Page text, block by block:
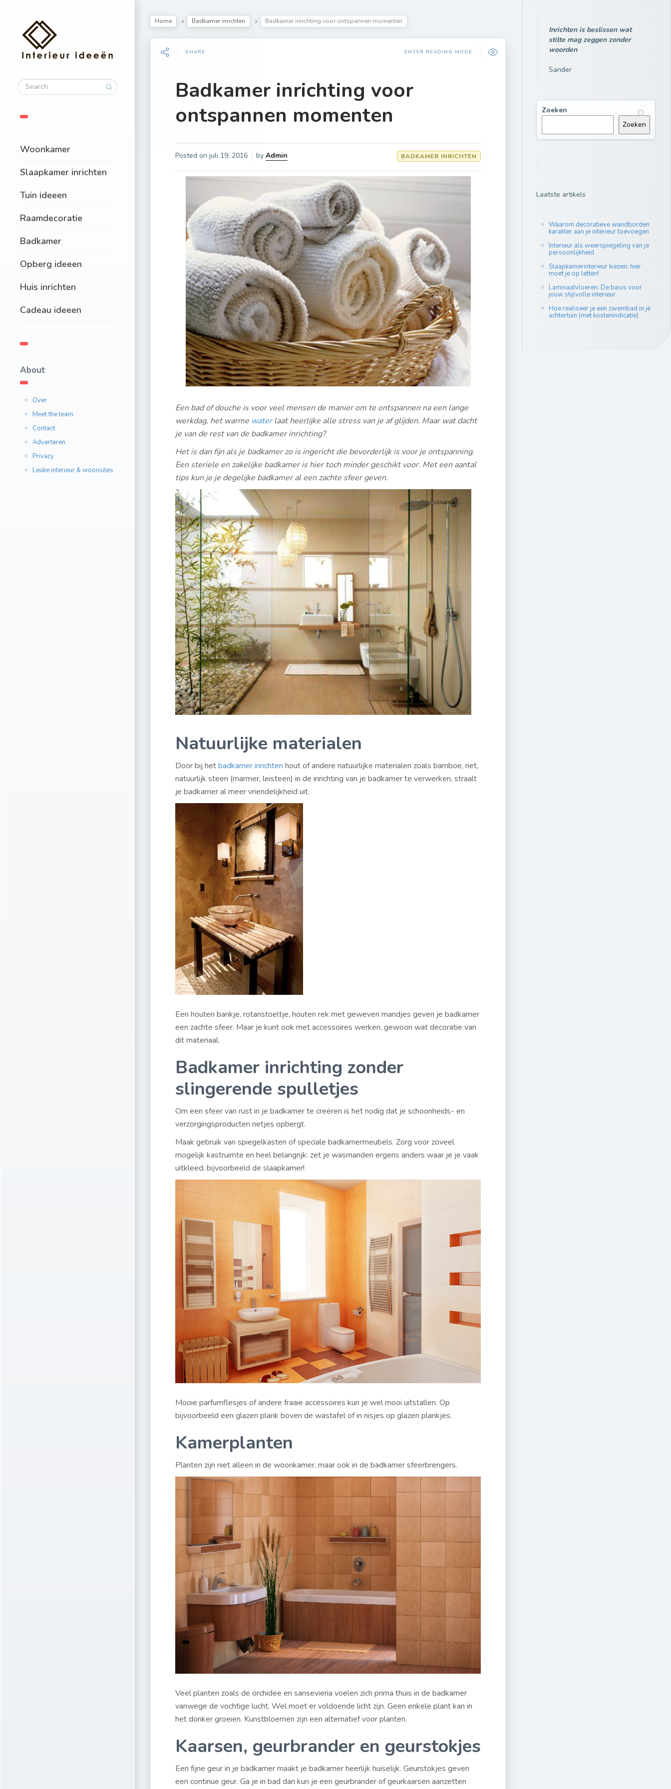
Woonkamer
Slaapkamer inrichten
Tuin ideeen
Raamdecoratie
Badkamer
Opberg ideeen
Huis inrichten
Cadeau ideeen
About
Over
Meet the team
Contact
Adverteren
Privacy
Leuke interieur & woonsites
Home Badkamer inrichten Badkamer inrichting voor ontspannen momenten
SHARE ENTER READING MODE
Badkamer inrichting voor
ontspannen momenten
Posted on juli 19, 2016 by Admin BADKAMER INRICHTEN
Een bad of douche is voor veel mensen de manier om te ontspannen na een lange
werkdag, het warme waterlaat heerlijke alle stress van je af glijden. Maar wat dacht
je van de rest van de badkamer inrichting?
Het is dan fijn als je badkamer zo is ingericht die bevorderlijk is voor je ontspanning.
Een steriele en zakelijke badkamer is hier toch minder geschikt voor. Met een aantal
tips kun je je degelijke badkamer al een zachte sfeer geven.
Natuurlijke materialen
Door bij hetbadkamer inrichten hout of andere natuurlijke materialen zoals bamboe, riet,
natuurlijk steen (marmer, leisteen) in de inrichting van je badkamer te verwerken, straalt
je badkamer al meer vriendelijkheid uit.
Een houten bankje, rotanstoeltje, houten rek met geweven mandjes geven je badkamer
een zachte sfeer. Maar je kunt ook met accessoires werken, gewoon wat decoratie van
dit materiaal.
Badkamer inrichting zonder
slingerende spulletjes
Om een sfeer van rust in je badkamer te creëren is het nodig dat je schoonheids- en
verzorgingsproducten netjes opbergt.
Maak gebruik van spiegelkasten of speciale badkamermeubels. Zorg voor zoveel
mogelijk kastruimte en heel belangrijk: zet je wasmanden ergens anders waar je je vaak
uitkleed, bijvoorbeeld de slaapkamer!
Mooie parfumflesjes of andere fraaie accessoires kun je wel mooi uitstallen. Op
bijvoorbeeld een glazen plank boven de wastafel of in nisjes op glazen plankjes.
Kamerplanten
Planten zijn niet alleen in de woonkamer, maar ook in de badkamer sfeerbrengers.
Veel planten zoals de orchidee en sansevieria voelen zich prima thuis in de badkamer
vanwege de vochtige lucht. Wel moet er voldoende licht zijn. Geen enkele plant kan in
het donker groeien. Kunstbloemen zijn een alternatief voor planten.
Kaarsen, geurbrander en geurstokjes
Een fijne geur in je badkamer maakt je badkamer heerlijk huiselijk. Geurstokjes geven
een continue geur. Ga je in bad dan kun je een geurbrander of geurkaarsen aanzetten
Inrichten is beslissen wat
stilte mag zeggen zonder
woorden
Sander
Zoeken
Zoeken
Laatste artikels
Waarom decoratieve wandborden
karakter aan je interieur toevoegen
Interieur als weerspiegeling van je
persoonlijkheid
Slaapkamerinterieur kiezen: hier
moet je op letten!
Laminaatvloeren: De basis voor
jouw stijlvolle interieur
Hoe realiseer je een zwembad in je
achtertuin (met kostenindicatie)